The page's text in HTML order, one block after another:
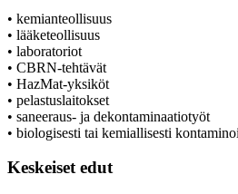
• kemianteollisuus
• lääketeollisuus
• laboratoriot
• CBRN-tehtävät
• HazMat-yksiköt
• pelastuslaitokset
• saneeraus- ja dekontaminaatiotyöt
• biologisesti tai kemiallisesti
Keskeiset edut